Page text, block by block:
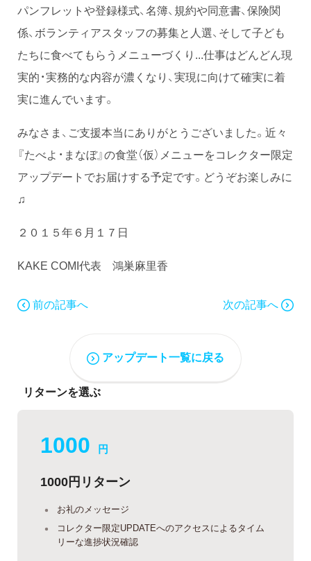
パンフレットや登録様式、名簿、規約や同意書、保険関
係、ボランティアスタッフの募集と人選、そして子ども
たちに食べてもらうメニューづくり...仕事はどんどん現
実的・実務的な内容が濃くなり、実現に向けて確実に着
実に進んでいます。
みなさま、ご支援本当にありがとうございました。近々
『たべよ・まなぼ』の食堂（仮）メニューをコレクター限定
アップデートでお届けする予定です。どうぞお楽しみに
♫
２０１５年６月１７日
KAKE COMI代表 鴻巣麻里香
前の記事へ 次の記事へ
アップデート一覧に戻る
リターンを選ぶ
1000 円
1000円リターン
お礼のメッセージ
コレクター限定UPDATEへのアクセスによるタイム
リーな進捗状況確認